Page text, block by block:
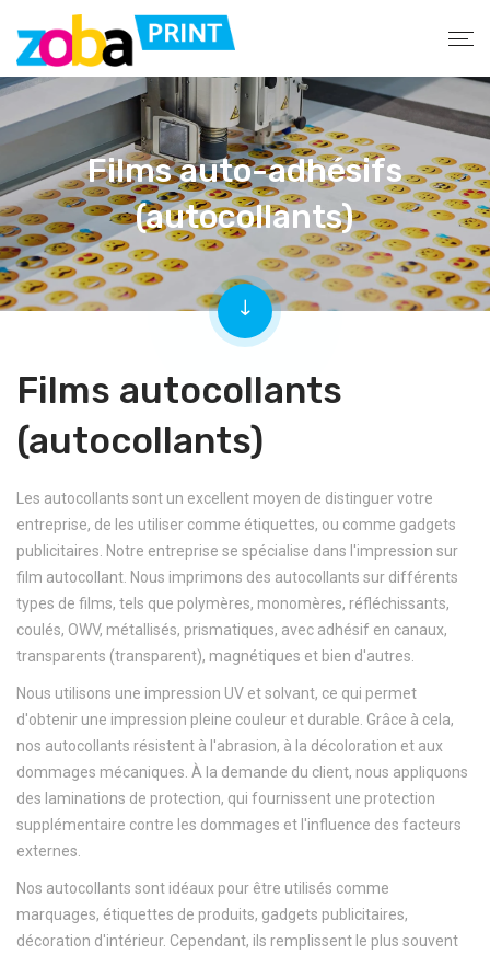
Films auto-adhésifs
(autocollants)
Films autocollants
(autocollants)
Les autocollants sont un excellent moyen de distinguer votre
entreprise, de les utiliser comme étiquettes, ou comme gadgets
publicitaires. Notre entreprise se spécialise dans l'impression sur
film autocollant. Nous imprimons des autocollants sur différents
types de films, tels que polymères, monomères, réfléchissants,
coulés, OWV, métallisés, prismatiques, avec adhésif en canaux,
transparents (transparent), magnétiques et bien d'autres.
Nous utilisons une impression UV et solvant, ce qui permet
d'obtenir une impression pleine couleur et durable. Grâce à cela,
nos autocollants résistent à l'abrasion, à la décoloration et aux
dommages mécaniques. À la demande du client, nous appliquons
des laminations de protection, qui fournissent une protection
supplémentaire contre les dommages et l'influence des facteurs
externes.
Nos autocollants sont idéaux pour être utilisés comme
marquages, étiquettes de produits, gadgets publicitaires,
décoration d'intérieur. Cependant, ils remplissent le plus souvent